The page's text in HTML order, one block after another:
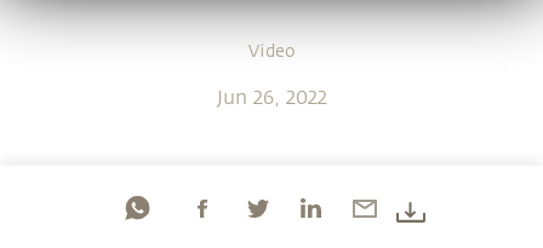
Video
Jun 26, 2022